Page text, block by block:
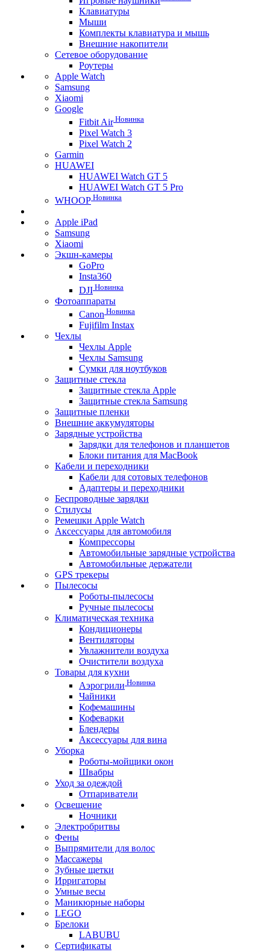
Клавиатуры
Мыши
Комплекты клавиатура и мышь
Внешние накопители
Сетевое оборудование
Роутеры
Apple Watch
Samsung
Xiaomi
Google
Fitbit AirНовинка
Pixel Watch 3
Pixel Watch 2
Garmin
HUAWEI
HUAWEI Watch GT 5
HUAWEI Watch GT 5 Pro
WHOOP Новинка
Apple iPad
Samsung
Xiaomi
Экшн-камеры
GoPro
Insta360
DJI Новинка
Фотоаппараты
Canon Новинка
Fujifilm Instax
Чехлы
Чехлы Apple
Чехлы Samsung
Сумки для ноутбуков
Защитные стекла
Защитные стекла Apple
Защитные стекла Samsung
Защитные пленки
Внешние аккумуляторы
Зарядные устройства
Зарядки для телефонов и планшетов
Блоки питания для MacBook
Кабели и переходники
Кабели для сотовых телефонов
Адаптеры и переходники
Беспроводные зарядки
Стилусы
Ремешки Apple Watch
Аксессуары для автомобиля
Компрессоры
Автомобильные зарядные устройства
Автомобильные держатели
GPS трекеры
Пылесосы
Роботы-пылесосы
Ручные пылесосы
Климатическая техника
Кондиционеры
Вентиляторы
Увлажнители воздуха
Очистители воздуха
Товары для кухни
Аэрогрили Новинка
Чайники
Кофемашины
Кофеварки
Блендеры
Аксессуары для вина
Уборка
Роботы-мойщики окон
Швабры
Уход за одеждой
Отпариватели
Освещение
Ночники
Электробритвы
Фены
Выпрямители для волос
Массажеры
Зубные щетки
Ирригаторы
Умные весы
Маникюрные наборы
LEGO
Брелоки
LABUBU
Сертификаты